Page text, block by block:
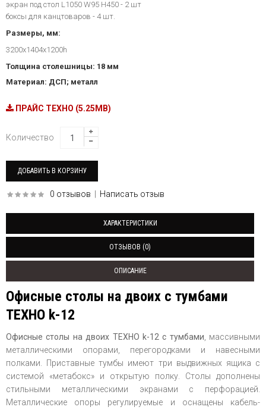
экран под стол L1050 W95 H450 - 2 шт
боксы для канцтоваров - 4 шт.
Размеры, мм:
3200х1404х1200h
Толщина столешницы: 18 мм
Материал: ДСП; металл
ПРАЙС ТЕХНО (5.25MB)
Количество
0 отзывов Написать отзыв
ХАРАКТЕРИСТИКИ
ОТЗЫВОВ (0)
ОПИСАНИЕ
Офисные столы на двоих с тумбами
ТЕХНО k-12
Офисные столы на двоих ТЕХНО k-12 с тумбами , массивными
металлическими опорами, перегородками и навесными
полками. Приставные тумбы имеют три выдвижных ящика с
системой «метабокс» и открытую полку. Столы дополнены
стильными металлическими экранами с перфорацией.
Металлические опоры регулируемые и оснащены кабель-